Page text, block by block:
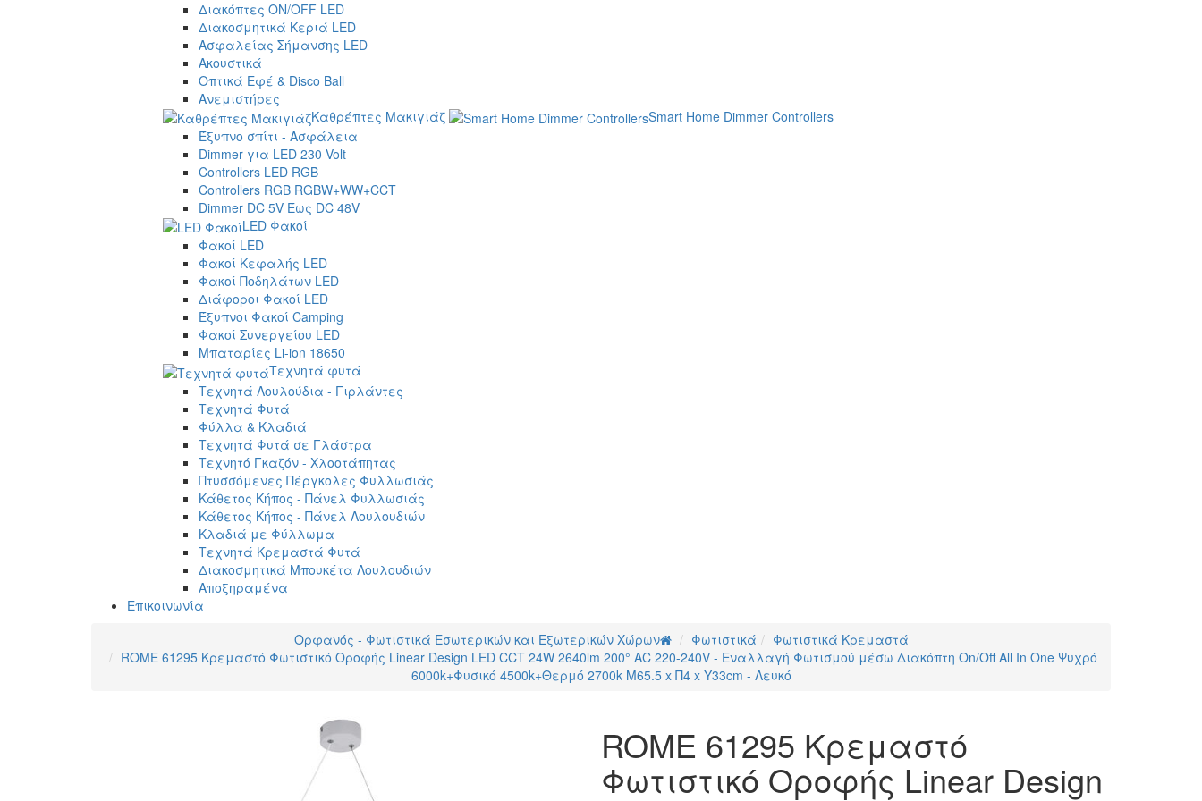
Διακόπτες ON/OFF LED
Διακοσμητικά Κεριά LED
Ασφαλείας Σήμανσης LED
Ακουστικά
Οπτικά Εφέ & Disco Ball
Ανεμιστήρες
Καθρέπτες Μακιγιάζ
Smart Home Dimmer Controllers
Έξυπνο σπίτι - Ασφάλεια
Dimmer για LED 230 Volt
Controllers LED RGB
Controllers RGB RGBW+WW+CCT
Dimmer DC 5V Έως DC 48V
LED Φακοί
Φακοί LED
Φακοί Κεφαλής LED
Φακοί Ποδηλάτων LED
Διάφοροι Φακοί LED
Έξυπνοι Φακοί Camping
Φακοί Συνεργείου LED
Μπαταρίες Li-ion 18650
Τεχνητά φυτά
Τεχνητά Λουλούδια - Γιρλάντες
Τεχνητά Φυτά
Φύλλα & Κλαδιά
Τεχνητά Φυτά σε Γλάστρα
Τεχνητό Γκαζόν - Χλοοτάπητας
Πτυσσόμενες Πέργκολες Φυλλωσιάς
Κάθετος Κήπος - Πάνελ Φυλλωσιάς
Κάθετος Κήπος - Πάνελ Λουλουδιών
Κλαδιά με Φύλλωμα
Τεχνητά Κρεμαστά Φυτά
Διακοσμητικά Μπουκέτα Λουλουδιών
Αποξηραμένα
Επικοινωνία
Ορφανός - Φωτιστικά Εσωτερικών και Εξωτερικών Χώρων
Φωτιστικά
Φωτιστικά Κρεμαστά
ROME 61295 Κρεμαστό Φωτιστικό Οροφής Linear Design LED CCT 24W 2640lm 200° AC 220-240V - Εναλλαγή Φωτισμού μέσω Διακόπτη On/Off All In One Ψυχρό
6000k+Φυσικό 4500k+Θερμό 2700k Μ65.5 x Π4 x Υ33cm - Λευκό
ROME 61295 Κρεμαστό
Φωτιστικό Οροφής Linear Design